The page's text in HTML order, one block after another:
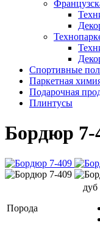
Спортивные
Паркетная
Подарочная
Плинтусы
Бордюр 7-
Порода
дуб